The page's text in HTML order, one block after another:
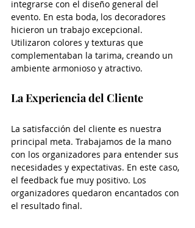
integrarse con el diseño general del
evento. En esta boda, los decoradores
hicieron un trabajo excepcional.
Utilizaron colores y texturas que
complementaban la tarima, creando un
ambiente armonioso y atractivo.
La Experiencia del Cliente
La satisfacción del cliente es nuestra
principal meta. Trabajamos de la mano
con los organizadores para entender sus
necesidades y expectativas. En este caso,
el feedback fue muy positivo. Los
organizadores quedaron encantados con
el resultado final.